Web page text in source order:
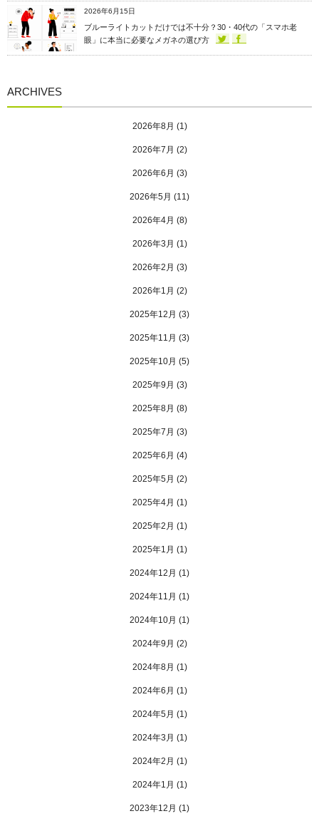
2026年6月15日
ブルーライトカットだけでは不十分？30・40代の「スマホ老
眼」に本当に必要なメガネの選び方
ARCHIVES
2026年8月 (1)
2026年7月 (2)
2026年6月 (3)
2026年5月 (11)
2026年4月 (8)
2026年3月 (1)
2026年2月 (3)
2026年1月 (2)
2025年12月 (3)
2025年11月 (3)
2025年10月 (5)
2025年9月 (3)
2025年8月 (8)
2025年7月 (3)
2025年6月 (4)
2025年5月 (2)
2025年4月 (1)
2025年2月 (1)
2025年1月 (1)
2024年12月 (1)
2024年11月 (1)
2024年10月 (1)
2024年9月 (2)
2024年8月 (1)
2024年6月 (1)
2024年5月 (1)
2024年3月 (1)
2024年2月 (1)
2024年1月 (1)
2023年12月 (1)